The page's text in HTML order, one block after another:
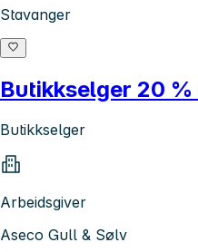
Stavanger
Butikkselger 20
Butikkselger
Arbeidsgiver
Aseco Gull & Sølv